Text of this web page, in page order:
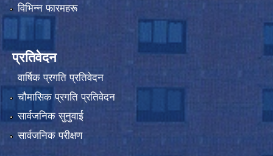
विभिन्न फारमहरू
प्रतिवेदन
वार्षिक प्रगति प्रतिवेदन
चौमासिक प्रगति प्रतिवेदन
सार्वजनिक सुनुवाई
सार्वजनिक परीक्षण